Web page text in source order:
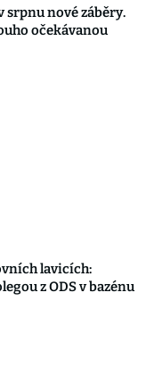
srpnu nové záběry.
očekávanou
lavicích:
z ODS v bazénu